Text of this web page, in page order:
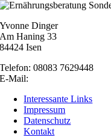
Yvonne Dinger
Am Haning 33
84424 Isen
Telefon: 08083 7629448
E-Mail:
Interessante Links
Impressum
Datenschutz
Kontakt